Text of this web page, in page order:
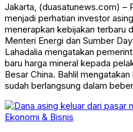
Jakarta, (duasatunews.com) –
menjadi perhatian investor
menerapkan kebijakan terbaru
Menteri Energi dan Sumber
Lahadalia mengatakan
baru harga mineral kepada
Besar China. Bahlil
sudah berlangsung dalam
Ekonomi & Bisnis